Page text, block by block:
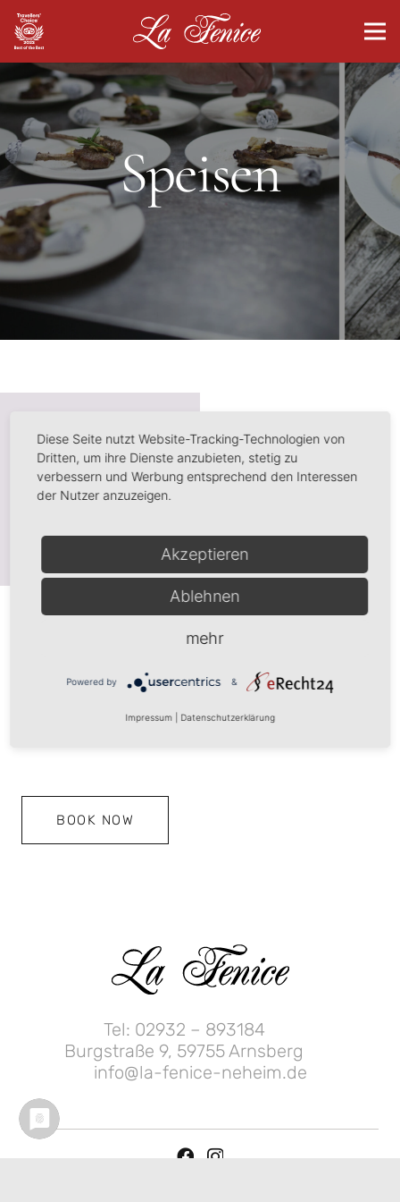
Speisen
Room description
BOOK NOW
Tel: 02932 – 893184
Burgstraße 9, 59755 Arnsberg
info@la-fenice-neheim.de
Diese Seite nutzt Website-Tracking-Technologien von
Dritten, um ihre Dienste anzubieten, stetig zu
verbessern und Werbung entsprechend den Interessen
der Nutzer anzuzeigen.
Akzeptieren
Ablehnen
mehr
Powered by &
Impressum Datenschutzerklärung